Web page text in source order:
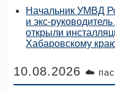
Начальник УМВД
и экс-
открыли
Хабаровскому
10.08.2026 ☁️